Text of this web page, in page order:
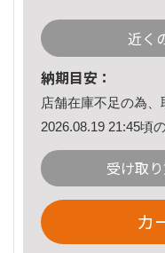
近く
納期目安：
店舗在庫不足の為、
2026.08.19 21:45頃
受け取
カ